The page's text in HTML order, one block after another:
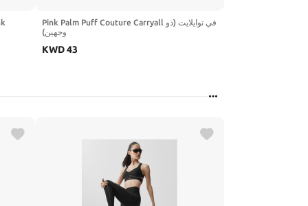
Pink Palm Puff Couture Carryall في توايلايت (ذو
وجهين)
KWD43